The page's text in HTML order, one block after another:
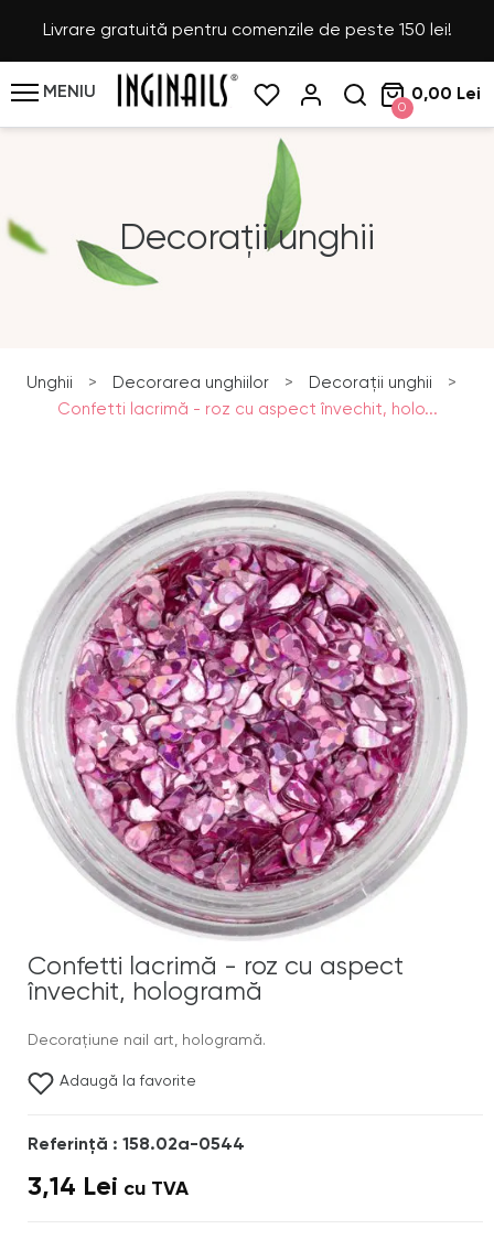
Livrare gratuită pentru comenzile de peste 150 lei!
MENIU
0
0,00 Lei
Decorații unghii
Unghii > Decorarea unghiilor > Decorații unghii
>
Confetti lacrimă - roz cu aspect învechit, holo...
Confetti lacrimă - roz cu aspect
învechit, hologramă
Decoraţiune nail art, hologramă.
Adaugă la favorite
Referinţă : 158.02a-0544
3,14 Lei cu TVA